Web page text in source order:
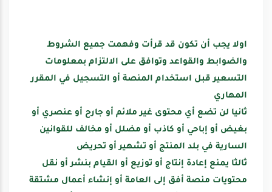
اولا يجب أن تكون قد قرأت وفهمت جميع الشروط
والضوابط والقواعد وتوافق على الالتزام بمعلومات
التسعير قبل استخدام المنصة أو التسجيل في المقرر
المهاري
ثانيا لن تضع أي محتوى غير ملائم أو جارح أو عنصري أو
بغيض أو إباحي أو كاذب أو مضلل أو مخالف للقوانين
السارية في بلد المنتج أو تشهير أو تحريض
ثالثا يمنع إعادة إنتاج أو توزيع أو القيام بنشر أو نقل
محتويات منصة أفق إلى العامة أو إنشاء أعمال مشتقة